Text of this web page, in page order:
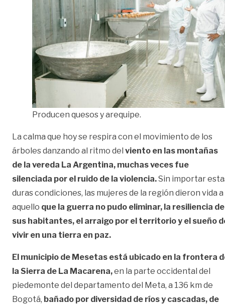
Producen quesos y arequipe.
La calma que hoy se respira con el movimiento de los
árboles danzando al ritmo del viento en las montañas
de la vereda La Argentina, muchas veces fue
silenciada por el ruido de la violencia.Sin importar
duras condiciones, las mujeres de la región dieron vida a
aquello que la guerra no pudo eliminar, la resiliencia de
sus habitantes, el arraigo por el territorio y el sueño
vivir en una tierra en paz.
El municipio de Mesetas está ubicado en la frontera
la Sierra de La Macarena,en la parte occidental del
piedemonte del departamento del Meta, a 136 km de
Bogotá, bañado por diversidad de ríos y cascadas, de